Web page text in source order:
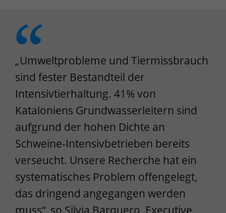
„Umweltprobleme und Tiermissbrauch
sind fester Bestandteil der
Intensivtierhaltung. 41% von
Kataloniens Grundwasserleitern sind
aufgrund der hohen Dichte an
Schweine-Intensivbetrieben bereits
verseucht. Unsere Recherche hat ein
systematisches Problem offengelegt,
das dringend angegangen werden
muss“, so Silvia Barquero, Executive